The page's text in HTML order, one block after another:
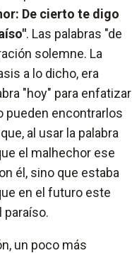
De cierto te digo
. Las palabras "de
solemne. La
a lo dicho, era
"hoy" para enfatizar
pueden encontrarlos
al usar la palabra
el malhechor ese
él, sino que estaba
en el futuro este
paraíso.
un poco más